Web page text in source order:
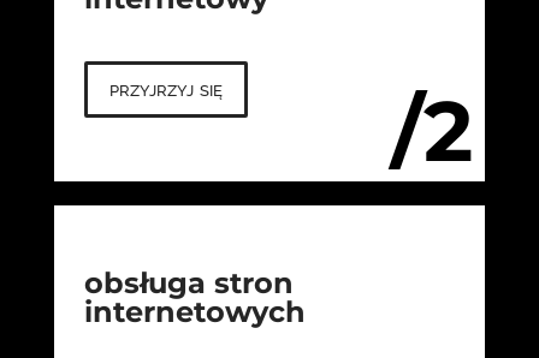
/2
przyjrzyj się
obsługa stron
internetowych